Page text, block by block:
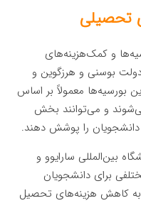
تحصیلی
و کمک‌هزینه‌های
بوسنی و هرزگوین و
بورسیه‌ها معمولاً بر اساس
و می‌توانند بخش
را پوشش دهند.
بین‌المللی سارایوو و
برای دانشجویان
به کاهش هزینه‌های تحصیل